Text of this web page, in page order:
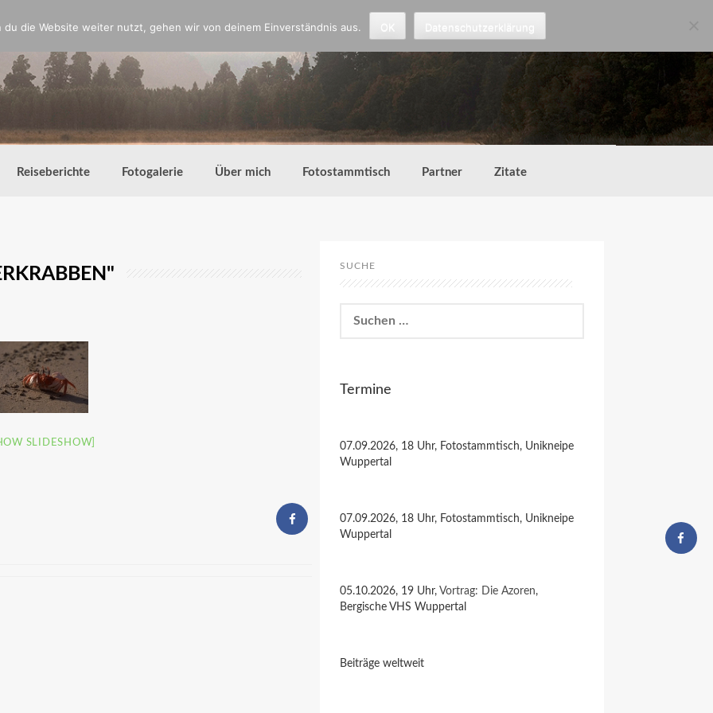
Reiseberichte Fotogalerie Über mich Fotostammtisch Partner Zitate
SLIDESHOW]
SUCHE
nach:
Termine
07.09.2026, 18 Uhr, Fotostammtisch, Unikneipe
Wuppertal
07.09.2026, 18 Uhr, Fotostammtisch, Unikneipe
Wuppertal
05.10.2026, 19 Uhr, Vortrag: Die Azoren,
Bergische VHS Wuppertal
Beiträge weltweit
die Website weiter nutzt, gehen wir von deinem Einverständnis aus.